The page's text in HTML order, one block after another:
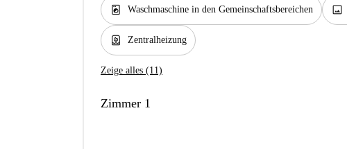
local_laundry_service Waschmaschine in den Gemeinschaftsbereichen image
water_heater Zentralheizung
Zeige alles (11)
Zimmer 1